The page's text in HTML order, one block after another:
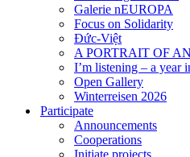
Galerie nEUROPA
Focus on Solidarity
Đức-Việt
A PORTRAIT OF
I’m listening – a year
Open Gallery
Winterreisen 2026
Participate
Announcements
Cooperations
Initiate projects